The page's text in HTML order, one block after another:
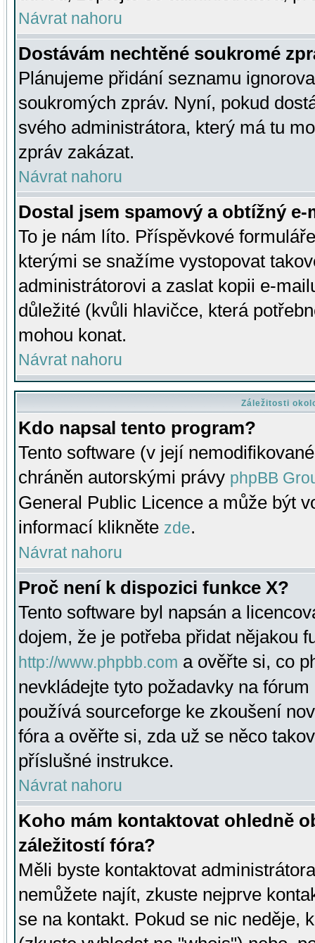
Návrat nahoru
Dostávám nechtěné soukromé
Plánujeme přidání seznamu
soukromých zpráv. Nyní, pokud
svého administrátora, který má tu
zpráv zakázat.
Návrat nahoru
Dostal jsem spamový a obtížný
To je nám líto. Příspěvkové
kterými se snažíme vystopovat
administrátorovi a zaslat kopii e-
důležité (kvůli hlavičce, která
mohou konat.
Návrat nahoru
Záležitosti
Kdo napsal tento program?
Tento software (v její
chráněn autorskými právy phpBB
General Public Licence a může být
informací klikněte zde.
Návrat nahoru
Proč není k dispozici funkce X?
Tento software byl napsán a
dojem, že je potřeba přidat nějakou
http://www.phpbb.com a ověřte si, co
nevkládejte tyto požadavky na
používá sourceforge ke zkoušení
fóra a ověřte si, zda už se něco
příslušné instrukce.
Návrat nahoru
Koho mám kontaktovat ohledně
záležitostí fóra?
Měli byste kontaktovat
nemůžete najít, zkuste nejprve
se na kontakt. Pokud se nic neděje,